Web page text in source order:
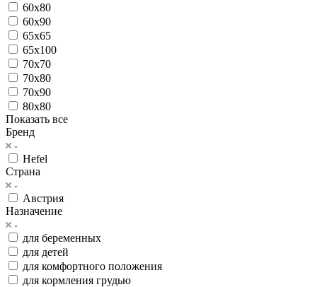
60x80
60x90
65x65
65x100
70x70
70x80
70x90
80x80
Показать все
Бренд
Hefel
Страна
Австрия
Назначение
для беременных
для детей
для комфортного положения
для кормления грудью